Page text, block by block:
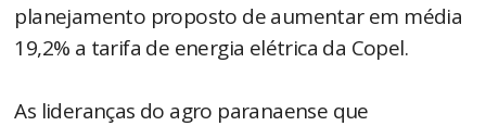
planejamento proposto de aumentar em média
19,2% a tarifa de energia elétrica da Copel.
As lideranças do agro paranaense que